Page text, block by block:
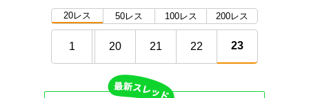
20レス 50レス 100レス 200レス
1 20 21 22 23